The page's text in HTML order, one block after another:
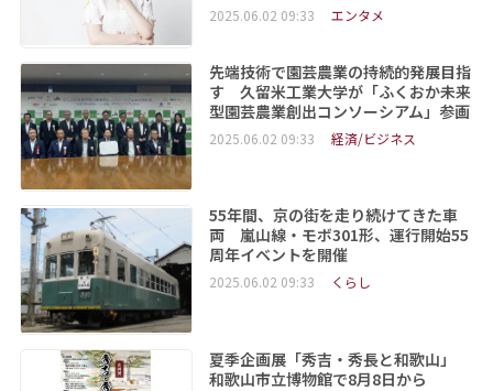
2025.06.02 09:33 エンタメ
先端技術で園芸農業の持続的発展目指
す 久留米工業大学が「ふくおか未来
型園芸農業創出コンソーシアム」参画
2025.06.02 09:33 経済/ビジネス
55年間、京の街を走り続けてきた車
両 嵐山線・モボ301形、運行開始55
周年イベントを開催
2025.06.02 09:33 くらし
夏季企画展「秀吉・秀長と和歌山」
和歌山市立博物館で8月8日から